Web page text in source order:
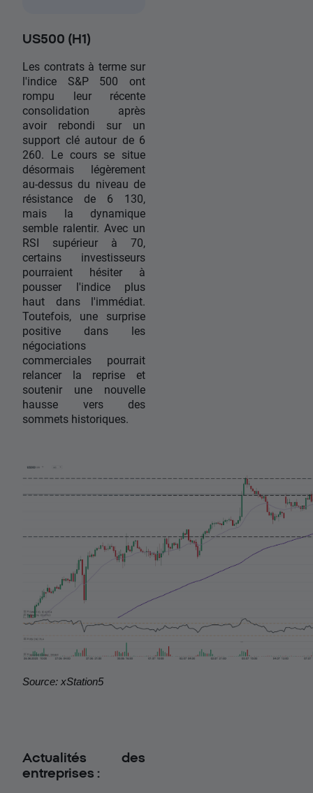
US500 (H1)
Les contrats à terme sur
l'indice S&P 500 ont
rompu leur récente
consolidation après
avoir rebondi sur un
support clé autour de 6
260. Le cours se situe
désormais légèrement
au-dessus du niveau de
résistance de 6 130,
mais la dynamique
semble ralentir. Avec un
RSI supérieur à 70,
certains investisseurs
pourraient hésiter à
pousser l'indice plus
haut dans l'immédiat.
Toutefois, une surprise
positive dans les
négociations
commerciales pourrait
relancer la reprise et
soutenir une nouvelle
hausse vers des
sommets historiques.
Source: xStation5
Actualités des
entreprises :